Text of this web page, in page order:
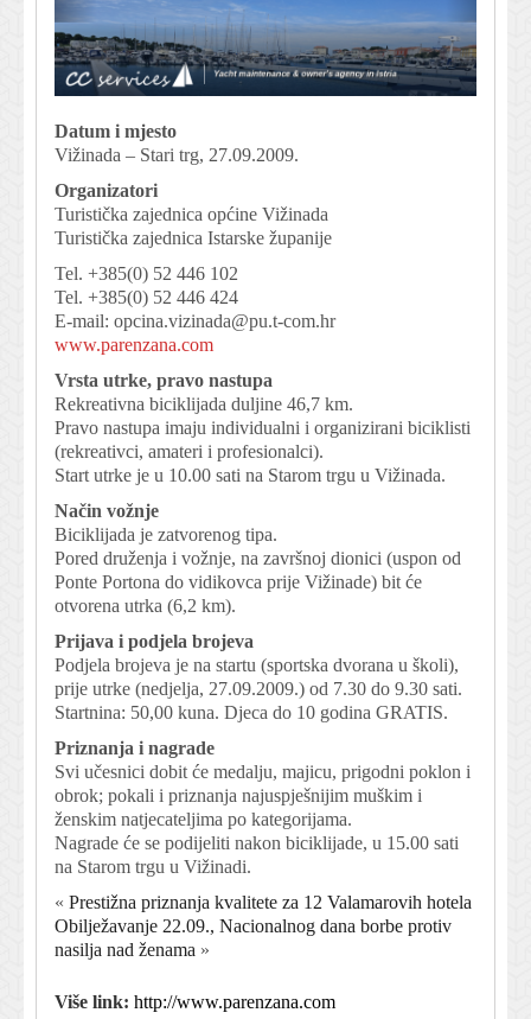
Datum i mjesto
Vižinada – Stari trg, 27.09.2009.
Organizatori
Turistička zajednica općine Vižinada
Turistička zajednica Istarske županije
Tel. +385(0) 52 446 102
Tel. +385(0) 52 446 424
E-mail: opcina.vizinada@pu.t-com.hr
www.parenzana.com
Vrsta utrke, pravo nastupa
Rekreativna biciklijada duljine 46,7 km.
Pravo nastupa imaju individualni i organizirani biciklisti
(rekreativci, amateri i profesionalci).
Start utrke je u 10.00 sati na Starom trgu u Vižinada.
Način vožnje
Biciklijada je zatvorenog tipa.
Pored druženja i vožnje, na završnoj dionici (uspon od
Ponte Portona do vidikovca prije Vižinade) bit će
otvorena utrka (6,2 km).
Prijava i podjela brojeva
Podjela brojeva je na startu (sportska dvorana u školi),
prije utrke (nedjelja, 27.09.2009.) od 7.30 do 9.30 sati.
Startnina: 50,00 kuna. Djeca do 10 godina GRATIS.
Priznanja i nagrade
Svi učesnici dobit će medalju, majicu, prigodni poklon i
obrok; pokali i priznanja najuspješnijim muškim i
ženskim natjecateljima po kategorijama.
Nagrade će se podijeliti nakon biciklijade, u 15.00 sati
na Starom trgu u Vižinadi.
« Prestižna priznanja kvalitete za 12 Valamarovih hotela
Obilježavanje 22.09., Nacionalnog dana borbe protiv
nasilja nad ženama »
Više link: http://www.parenzana.com